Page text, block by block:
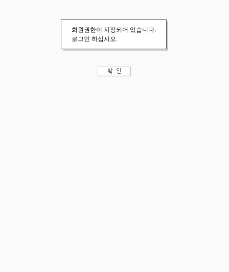
회원권한이 지정되어 있습니다.
로그인 하십시오.